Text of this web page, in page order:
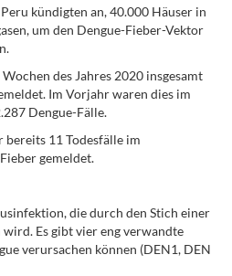
kündigten an, 40.000 Häuser in
um den Dengue-Fieber-Vektor
des Jahres 2020 insgesamt
Im Vorjahr waren dies im
Dengue-Fälle.
bereits 11 Todesfälle im
gemeldet.
die durch den Stich einer
Es gibt vier eng verwandte
verursachen können (DEN1, DEN